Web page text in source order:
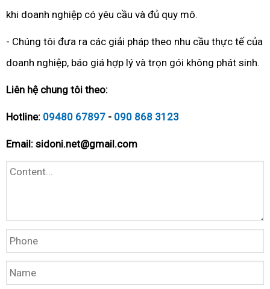
khi doanh nghiệp có yêu cầu và đủ quy mô.
- Chúng tôi đưa ra các giải pháp theo nhu cầu thực tế của
doanh nghiệp, báo giá hợp lý và trọn gói không phát sinh.
Liên hệ chung tôi theo:
Hotline: 09480 67897 - 090 868 3123
Email: sidoni.net@gmail.com